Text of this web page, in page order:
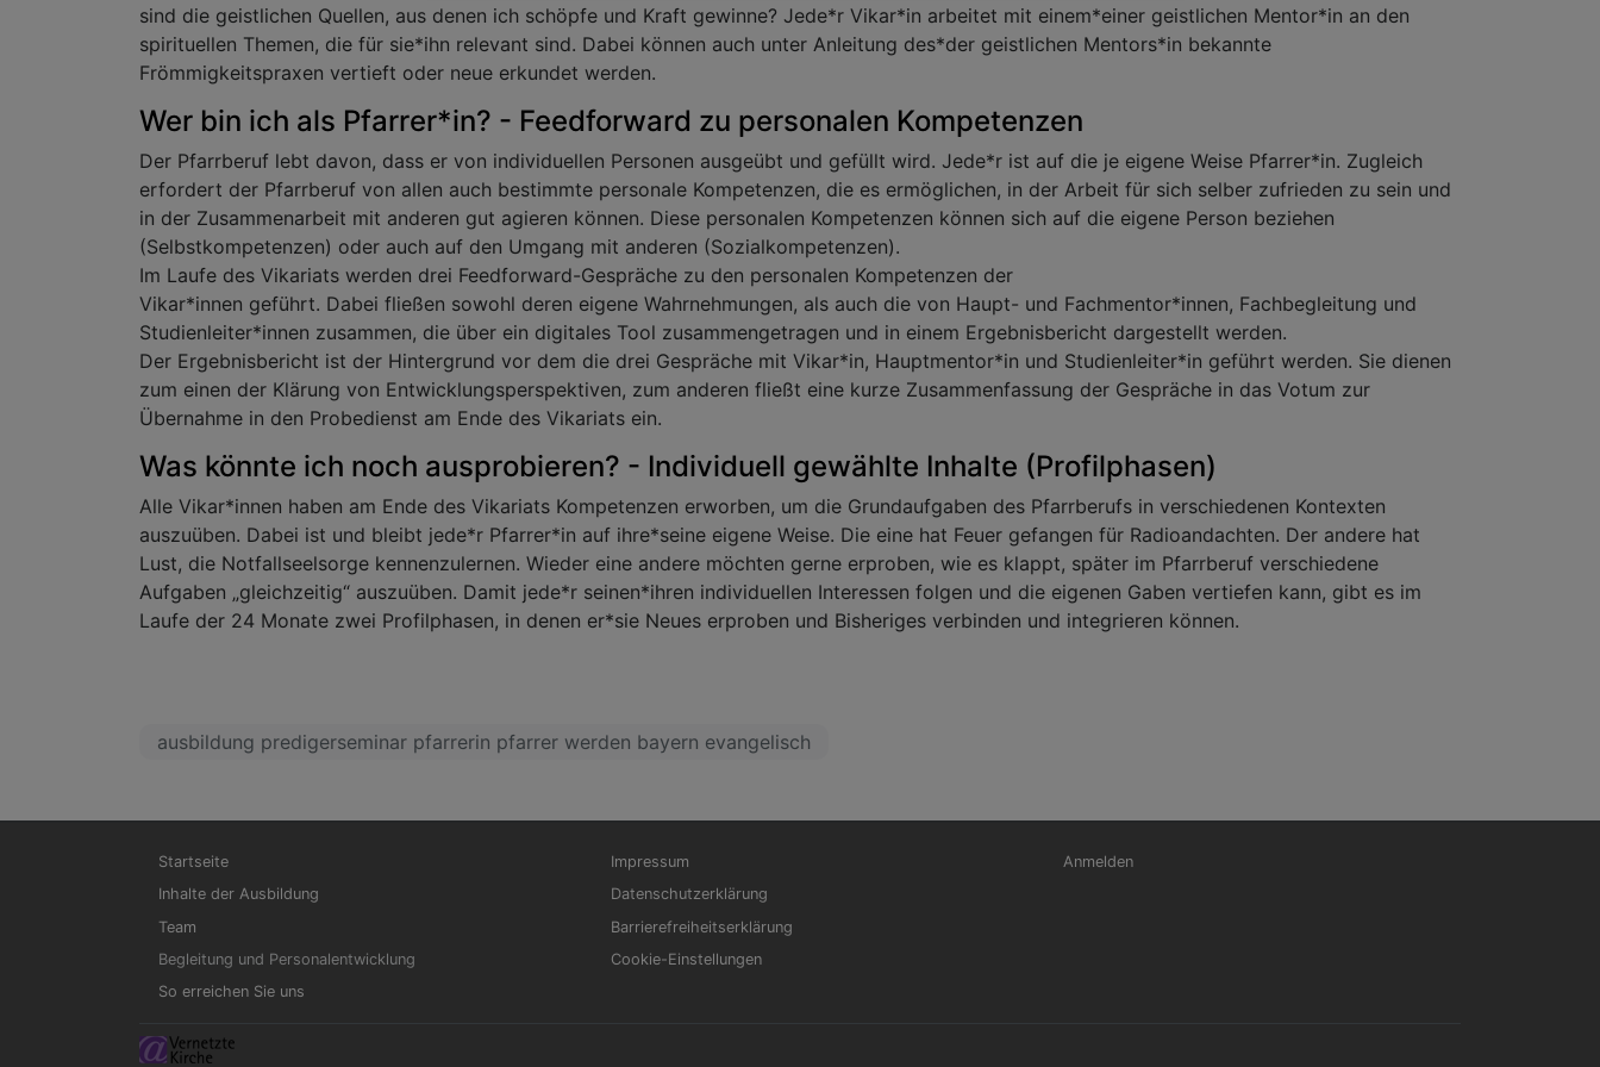
sind die geistlichen Quellen, aus denen ich schöpfe und Kraft gewinne? Jede*r Vikar*in arbeitet mit einem*einer geistlichen Mentor*in an den
spirituellen Themen, die für sie*ihn relevant sind. Dabei können auch unter Anleitung des*der geistlichen Mentors*in bekannte
Frömmigkeitspraxen vertieft oder neue erkundet werden.
Wer bin ich als Pfarrer*in? - Feedforward zu personalen Kompetenzen
Der Pfarrberuf lebt davon, dass er von individuellen Personen ausgeübt und gefüllt wird. Jede*r ist auf die je eigene Weise Pfarrer*in. Zugleich
erfordert der Pfarrberuf von allen auch bestimmte personale Kompetenzen, die es ermöglichen, in der Arbeit für sich selber zufrieden zu sein und
in der Zusammenarbeit mit anderen gut agieren können. Diese personalen Kompetenzen können sich auf die eigene Person beziehen
(Selbstkompetenzen) oder auch auf den Umgang mit anderen (Sozialkompetenzen).
Im Laufe des Vikariats werden drei Feedforward-Gespräche zu den personalen Kompetenzen der
Vikar*innen geführt. Dabei fließen sowohl deren eigene Wahrnehmungen, als auch die von Haupt- und Fachmentor*innen, Fachbegleitung und
Studienleiter*innen zusammen, die über ein digitales Tool zusammengetragen und in einem Ergebnisbericht dargestellt werden.
Der Ergebnisbericht ist der Hintergrund vor dem die drei Gespräche mit Vikar*in, Hauptmentor*in und Studienleiter*in geführt werden. Sie dienen
zum einen der Klärung von Entwicklungsperspektiven, zum anderen fließt eine kurze Zusammenfassung der Gespräche in das Votum zur
Übernahme in den Probedienst am Ende des Vikariats ein.
Was könnte ich noch ausprobieren? - Individuell gewählte Inhalte (Profilphasen)
Alle Vikar*innen haben am Ende des Vikariats Kompetenzen erworben, um die Grundaufgaben des Pfarrberufs in verschiedenen Kontexten
auszuüben. Dabei ist und bleibt jede*r Pfarrer*in auf ihre*seine eigene Weise. Die eine hat Feuer gefangen für Radioandachten. Der andere hat
Lust, die Notfallseelsorge kennenzulernen. Wieder eine andere möchten gerne erproben, wie es klappt, später im Pfarrberuf verschiedene
Aufgaben „gleichzeitig“ auszuüben. Damit jede*r seinen*ihren individuellen Interessen folgen und die eigenen Gaben vertiefen kann, gibt es im
Laufe der 24 Monate zwei Profilphasen, in denen er*sie Neues erproben und Bisheriges verbinden und integrieren können.
ausbildung predigerseminar pfarrerin pfarrer werden bayern evangelisch
Hauptnavigation
Startseite
Inhalte der Ausbildung
Team
Begleitung und Personalentwicklung
So erreichen Sie uns
Fußbereichsmenü
Impressum
Datenschutzerklärung
Barrierefreiheitserklärung
Cookie-Einstellungen
Benutzermenü
Anmelden